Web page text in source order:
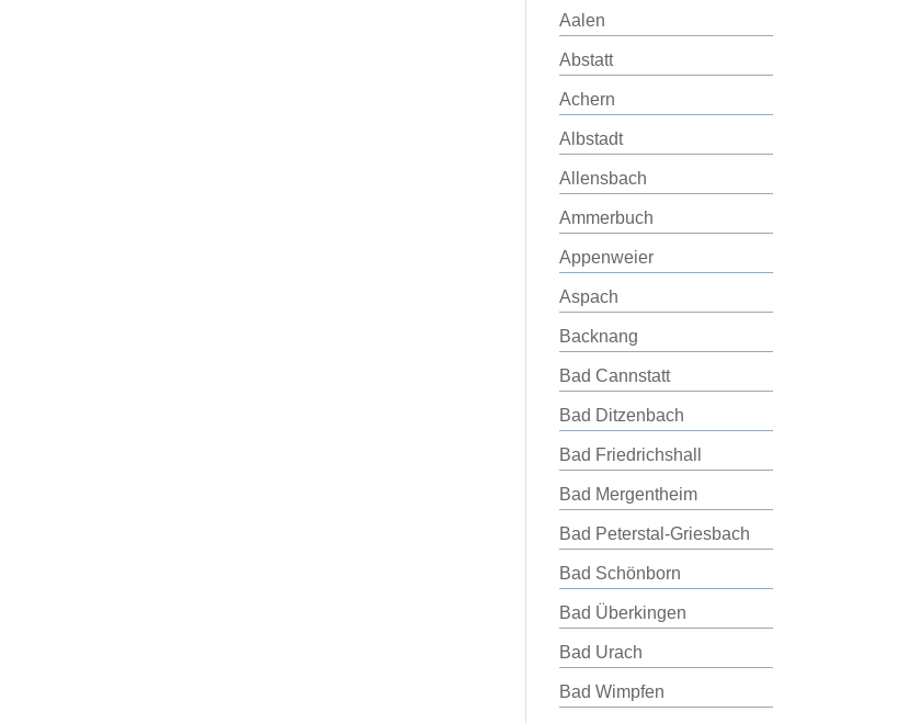
Aalen
Abstatt
Achern
Albstadt
Allensbach
Ammerbuch
Appenweier
Aspach
Backnang
Bad Cannstatt
Bad Ditzenbach
Bad Friedrichshall
Bad Mergentheim
Bad Peterstal-Griesbach
Bad Schönborn
Bad Überkingen
Bad Urach
Bad Wimpfen